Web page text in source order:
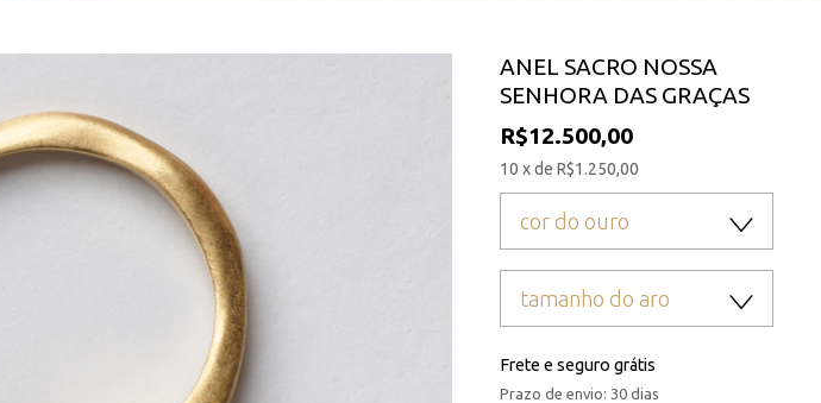
ANEL SACRO NOSSA
SENHORA DAS GRAÇAS
R$12.500,00
10 x de R$1.250,00
cor do ouro
tamanho do aro
Frete e seguro grátis
Prazo de envio: 30 dias